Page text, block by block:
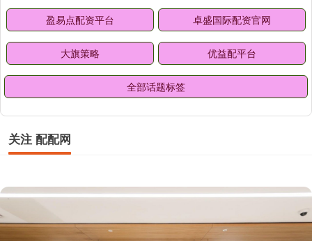
盈易点配资平台 卓盛国际配资官网
大旗策略 优益配平台
全部话题标签
关注 配配网